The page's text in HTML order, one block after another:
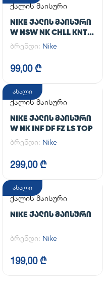
ქალის მაისური
NIKE ᲥᲐᲚᲘᲡ ᲛᲐᲘᲡᲣᲠᲘ
W NSW NK CHLL KNT
MD CRP
ბრენდი: Nike
99,00 ₾
ახალი
ქალის მაისური
NIKE ᲥᲐᲚᲘᲡ ᲛᲐᲘᲡᲣᲠᲘ
W NK INF DF FZ LS TOP
ბრენდი: Nike
299,00 ₾
ახალი
ქალის მაისური
NIKE ᲥᲐᲚᲘᲡ ᲛᲐᲘᲡᲣᲠᲘ
ბრენდი: Nike
199,00 ₾